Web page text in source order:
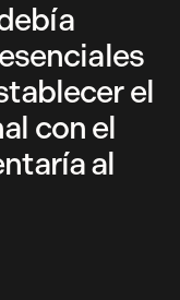
el
con el
al